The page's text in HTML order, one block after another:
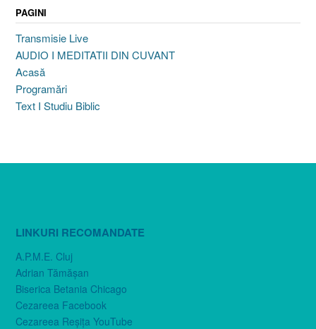
PAGINI
Transmisie Live
AUDIO I MEDITATII DIN CUVANT
Acasă
Programări
Text I Studiu Biblic
LINKURI RECOMANDATE
A.P.M.E. Cluj
Adrian Tămăşan
Biserica Betania Chicago
Cezareea Facebook
Cezareea Reşiţa YouTube